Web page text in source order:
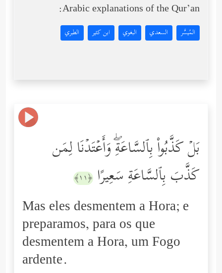
Arabic explanations of the Qur’an:
المُيسَّر السعدي البغوي ابن كثير الطبري
بَلۡ كَذَّبُواْ بِٱلسَّاعَةِۖ وَأَعۡتَدۡنَا لِمَن
كَذَّبَ بِٱلسَّاعَةِ سَعِیرًا ﴿١١﴾
Mas eles desmentem a Hora; e
preparamos, para os que
desmentem a Hora, um Fogo
ardente.